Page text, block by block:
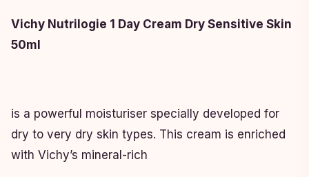
Vichy Nutrilogie 1 Day Cream Dry Sensitive Skin
50ml
is a powerful moisturiser specially developed for
dry to very dry skin types. This cream is enriched
with Vichy’s mineral-rich